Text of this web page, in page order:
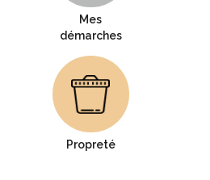
Mes
démarches
Propreté